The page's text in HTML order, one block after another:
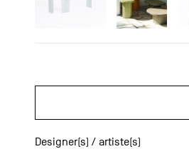
Designer(s) / artiste(s)